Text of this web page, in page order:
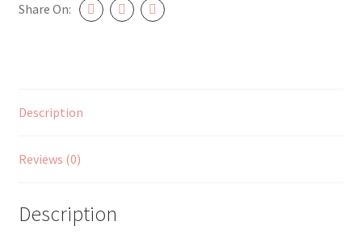
Share On:
Description
Reviews (0)
Description